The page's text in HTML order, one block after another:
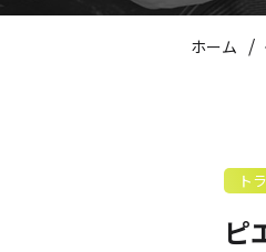
ホーム /
ト
ピ